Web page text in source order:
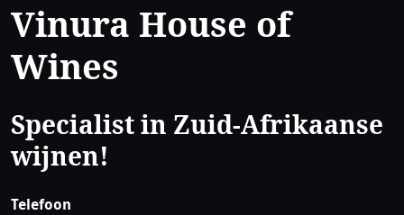
Contact
Vinura House of
Wines
Specialist in Zuid-Afrikaanse
wijnen!
Telefoon